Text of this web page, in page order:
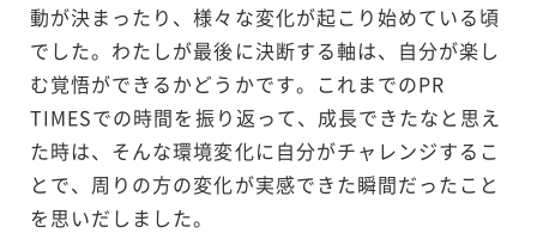
動が決まったり、様々な変化が起こり始めている頃
でした。わたしが最後に決断する軸は、自分が楽し
む覚悟ができるかどうかです。これまでのPR
TIMESでの時間を振り返って、成長できたなと思え
た時は、そんな環境変化に自分がチャレンジするこ
とで、周りの方の変化が実感できた瞬間だったこと
を思いだしました。